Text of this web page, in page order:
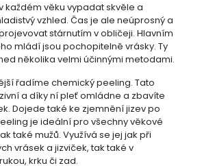
každém věku vypadat skvěle a
vzhled. Čas je ale neúprosný a
stárnutím v obličeji. Hlavním
mládí jsou pochopitelně vrásky. Ty
několika velmi účinnými metodami.
řadíme chemický peeling. Tato
a díky ní pleť omládne a zbavíte
Dojede také ke zjemnění jizev po
je ideální pro všechny věkové
také mužů. Využívá se jej jak při
vrásek a jizviček, tak také v
krku či zad.